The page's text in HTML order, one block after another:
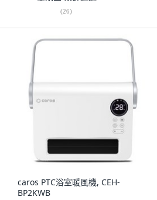
(26)
caros PTC浴室暖風機, CEH-
BP2KWB